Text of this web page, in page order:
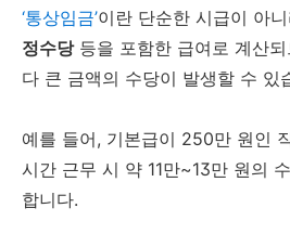
‘통상임금’이란 단순한 시급이 아
정수당등을 포함한 급여로 계산
다 큰 금액의 수당이 발생할 수 있
예를 들어, 기본급이 250만 원인
시간 근무 시 약 11만~13만 원의
합니다.